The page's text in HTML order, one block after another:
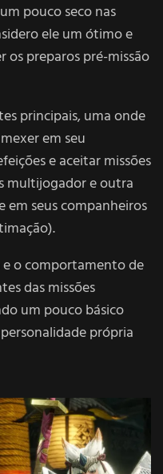
pouco seco nas
ele um ótimo e
preparos pré-missão
principais, uma onde
em seu
e aceitar missões
multijogador e outra
em seus companheiros
o comportamento de
das missões
um pouco básico
própria